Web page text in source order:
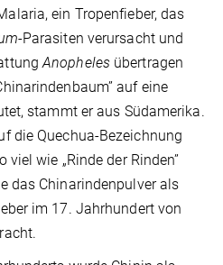
ein Tropenfieber, das
-Parasiten verursacht und
Anopheles übertragen
auf eine
stammt er aus Südamerika.
die Quechua-Bezeichnung
viel wie „Rinde der Rinden”
das Chinarindenpulver als
im 17. Jahrhundert von